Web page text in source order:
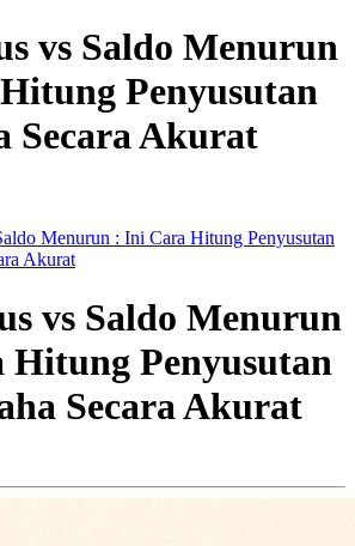
vs Saldo Menurun
Penyusutan
Secara Akurat
Menurun : Ini Cara Hitung Penyusutan
Akurat
vs Saldo Menurun
Penyusutan
Secara Akurat